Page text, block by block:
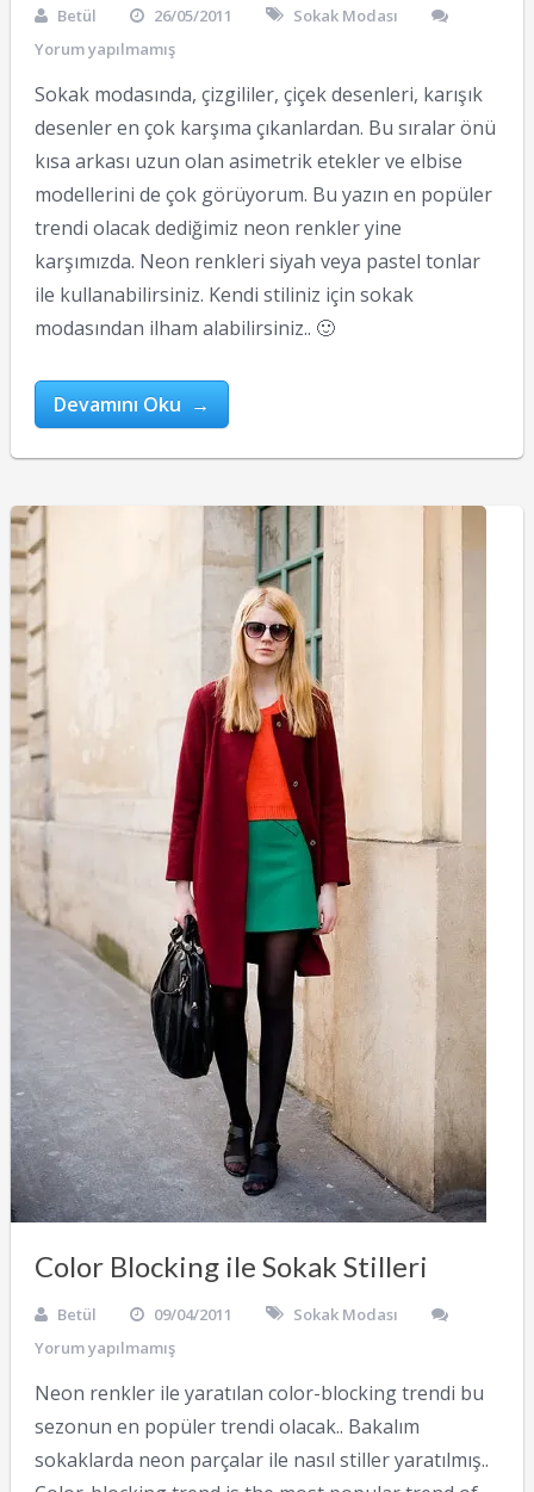
Betül 26/05/2011
Sokak Modası
Yorum yapılmamış
Sokak modasında, çizgililer, çiçek desenleri, karışık
desenler en çok karşıma çıkanlardan. Bu sıralar önü
kısa arkası uzun olan asimetrik etekler ve elbise
modellerini de çok görüyorum. Bu yazın en popüler
trendi olacak dediğimiz neon renkler yine
karşımızda. Neon renkleri siyah veya pastel tonlar
ile kullanabilirsiniz. Kendi stiliniz için sokak
modasından ilham alabilirsiniz.. 🙂
Devamını Oku →
Color Blocking ile Sokak Stilleri
Betül 09/04/2011
Sokak Modası
Yorum yapılmamış
Neon renkler ile yaratılan color-blocking trendi bu
sezonun en popüler trendi olacak.. Bakalım
sokaklarda neon parçalar ile nasıl stiller yaratılmış..